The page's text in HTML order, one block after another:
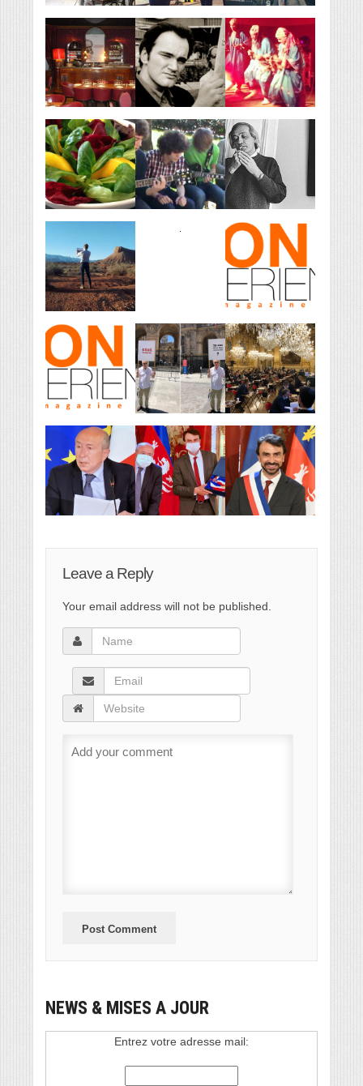
Leave a Reply
Your email address will not be published.
NEWS & MISES A JOUR
Entrez votre adresse mail: